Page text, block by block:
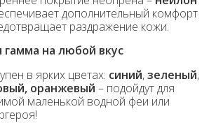
дополнительный комфорт
раздражение кожи.
гамма на любой вкус
в ярких цветах: синий,зеленый,
оранжевый – подойдут для
маленькой водной феи или